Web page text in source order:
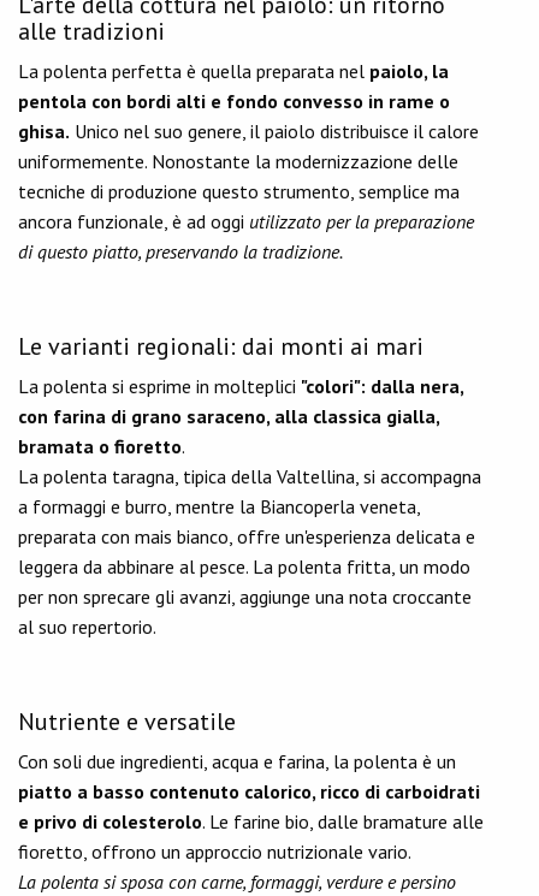
alle tradizioni
La polenta perfetta è quella preparata nel paiolo, la
pentola con bordi alti e fondo convesso in rame o
ghisa. Unico nel suo genere, il paiolo distribuisce il calore
uniformemente. Nonostante la modernizzazione delle
tecniche di produzione questo strumento, semplice ma
ancora funzionale, è ad oggi utilizzato per la preparazione
di questo piatto, preservando la tradizione.
Le varianti regionali: dai monti ai mari
La polenta si esprime in molteplici "colori": dalla nera,
con farina di grano saraceno, alla classica gialla,
bramata o fioretto.
La polenta taragna, tipica della Valtellina, si accompagna
a formaggi e burro, mentre la Biancoperla veneta,
preparata con mais bianco, offre un'esperienza delicata e
leggera da abbinare al pesce. La polenta fritta, un modo
per non sprecare gli avanzi, aggiunge una nota croccante
al suo repertorio.
Nutriente e versatile
Con soli due ingredienti, acqua e farina, la polenta è un
piatto a basso contenuto calorico, ricco di carboidrati
e privo di colesterolo. Le farine bio, dalle bramature alle
fioretto, offrono un approccio nutrizionale vario.
La polenta si sposa con carne, formaggi, verdure e persino